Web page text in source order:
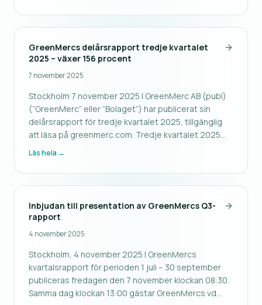
viktigaste punkterna i rapporten, bolagets framt
GreenMercs delårsrapport tredje kvartalet
2025 – växer 156 procent
7 november 2025
Stockholm 7 november 2025 | GreenMerc AB (publ)
(”GreenMerc” eller ”Bolaget”) har publicerat sin
delårsrapport för tredje kvartalet 2025, tillgänglig
att läsa på greenmerc.com. Tredje kvartalet 2025
blev ännu ett starkt kvartal för GreenMerc med
period föregående år. Samman
Läs hela →
Inbjudan till presentation av GreenMercs Q3-
rapport
4 november 2025
Stockholm, 4 november 2025 | GreenMercs
kvartalsrapport för perioden 1 juli – 30 september
publiceras fredagen den 7 november klockan 08:30.
Samma dag klockan 13:00 gästar GreenMercs vd